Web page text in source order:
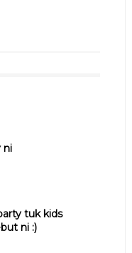
ni
tuk kids
ni :)